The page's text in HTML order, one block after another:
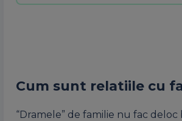
Cum sunt relatiile cu
“Dramele” de familie nu fac